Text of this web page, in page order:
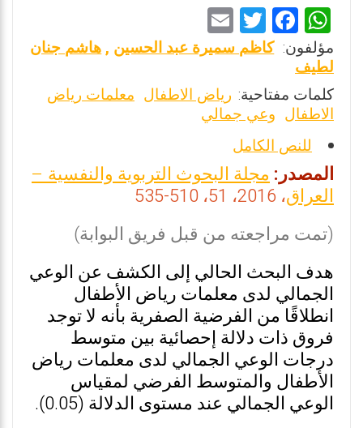
W
h
at
s
A
p
p
F
a
b
o
o
k
T
wi
er
m
l
مؤلفون: كاظم سميرة عبد الحسين ,هاشم جنان
لطيف
كلمات مفتاحية: رياض الاطفال معلمات رياض
الاطفال وعي جمالي
للنص الكامل
المصدر:مجلة البحوث التربوية والنفسية –
العراق، 2016، 51، 510-535
(تمت مراجعته من قبل فريق البوابة)
هدف البحث الحالي إلى الكشف عن الوعي
الجمالي لدى معلمات رياض الأطفال
انطلاقًا من الفرضية الصفرية بأنه لا توجد
فروق ذات دلالة إحصائية بين متوسط
درجات الوعي الجمالي لدى معلمات رياض
الأطفال والمتوسط الفرضي لمقياس
الوعي الجمالي عند مستوى الدلالة (0.05).